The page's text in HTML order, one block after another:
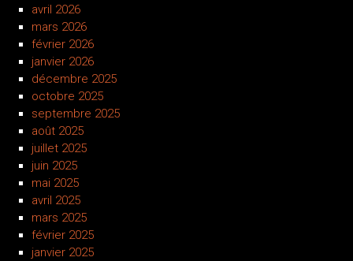
avril 2026
mars 2026
février 2026
janvier 2026
décembre 2025
octobre 2025
septembre 2025
août 2025
juillet 2025
juin 2025
mai 2025
avril 2025
mars 2025
février 2025
janvier 2025